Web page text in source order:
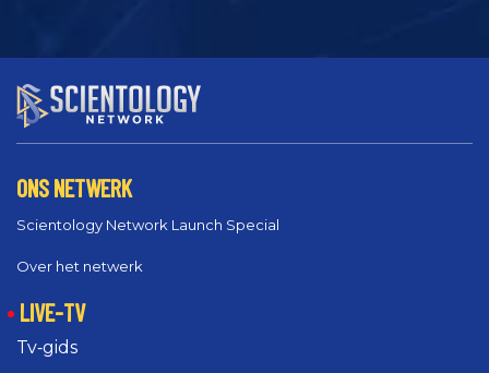
ONS NETWERK
Scientology Network Launch Special
Over het netwerk
LIVE-TV
Tv‑gids